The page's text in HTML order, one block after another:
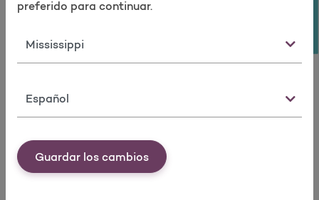
preferido para continuar.
Estado
Idioma
Guardar los cambios
proceso, su doctor necesitará su número de
en su tarjeta de identificación), su fecha de
nacimiento y su dirección postal.
¿Cómo obtienen atención médica los
Buscar una farmacia.
Comuníquese con nosotros